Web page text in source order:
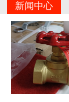
新闻中心